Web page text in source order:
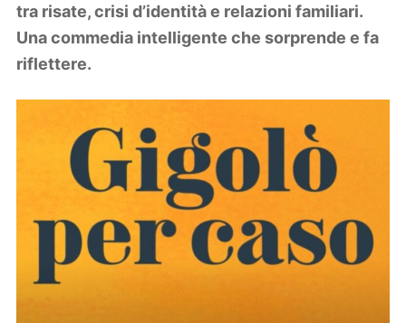
tra risate, crisi d’identità e relazioni familiari.
Una commedia intelligente che sorprende e fa
riflettere.